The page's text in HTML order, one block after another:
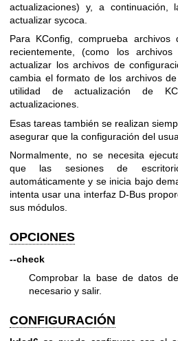
actualizaciones) y, a continuación,
actualizar sycoca.
Para KConfig, comprueba archivos
recientemente, (como los
actualizar los archivos de
cambia el formato de los archivos
utilidad de actualización de
actualizaciones.
Esas tareas también se realizan
asegurar que la configuración del
Normalmente, no se necesita
que las sesiones de
automáticamente y se inicia bajo
intenta usar una interfaz D-Bus
sus módulos.
OPCIONES
--check
Comprobar la base de datos
necesario y salir.
CONFIGURACIÓN